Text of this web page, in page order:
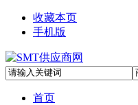
收藏本页
手机版
首页